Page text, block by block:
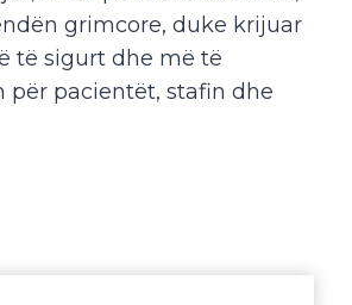
grimcore, duke krijuar
të sigurt dhe më të
për pacientët, stafin dhe